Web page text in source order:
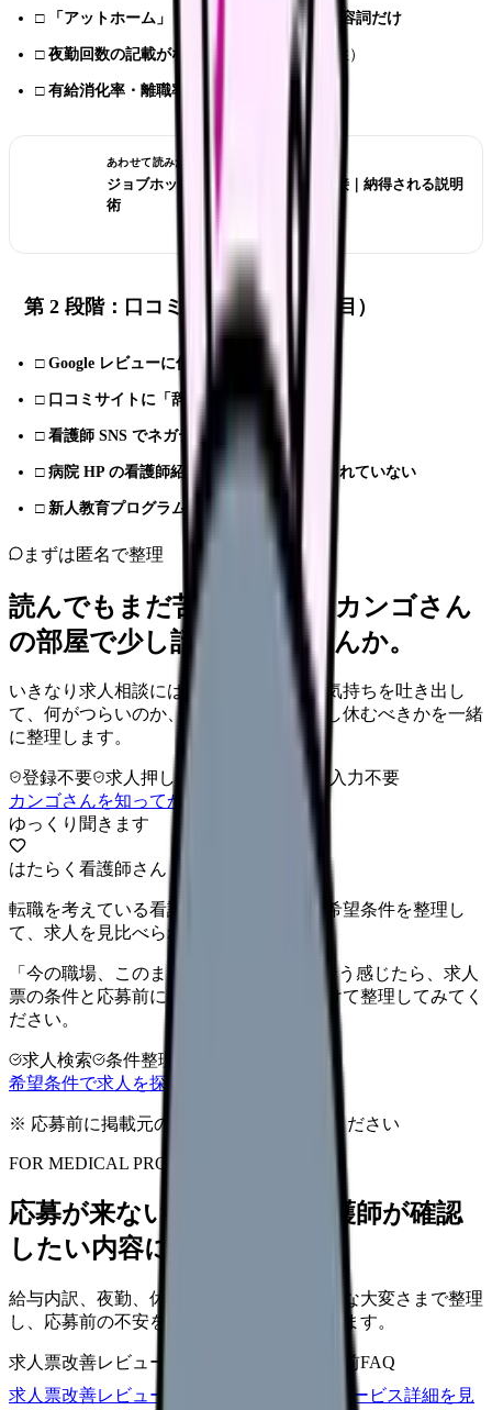
□ 「アットホーム」「家族的」など曖昧な形容詞だけ
□ 夜勤回数の記載がない （月 10 回超の可能性）
□ 有給消化率・離職率を掲載していない
あわせて読みたい
ジョブホッピングが多い看護師の面接｜納得される説明
術
第 2 段階：口コミのチェック（5 項目）
□ Google レビューに低評価が複数
□ 口コミサイトに「辞めた理由」投稿が多い
□ 看護師 SNS でネガティブな言及がある
□ 病院 HP の看護師紹介が数年前から更新されていない
□ 新人教育プログラムの具体性が乏しい
まずは匿名で整理
読んでもまだ苦しいなら、カンゴさん
の部屋で少し話してみませんか。
いきなり求人相談には進みません。今の気持ちを吐き出し
て、何がつらいのか、辞めるべきか、少し休むべきかを一緒
に整理します。
登録不要 求人押し売りなし
病院名は入力不要
カンゴさんを知ってから相談する
ゆっくり聞きます
はたらく看護師さん 求人
転職を考えている看護師さんへ。まずは希望条件を整理し
て、求人を見比べられます。
「今の職場、このままでいいのかな...」そう感じたら、求人
票の条件と応募前に確認したい不安を分けて整理してみてく
ださい。
求人検索 条件整理
希望条件で求人を探す
※ 応募前に掲載元の最新情報を確認してください
FOR MEDICAL PROVIDERS
応募が来ない求人票を、看護師が確認
したい内容に直せます
給与内訳、夜勤、休日、教育、職場の正直な大変さまで整理
し、応募前の不安を減らす求人票へ改善します。
求人票改善レビュー
応募前FAQ
求人票改善レビューの見積もりを依頼
サービス詳細を見